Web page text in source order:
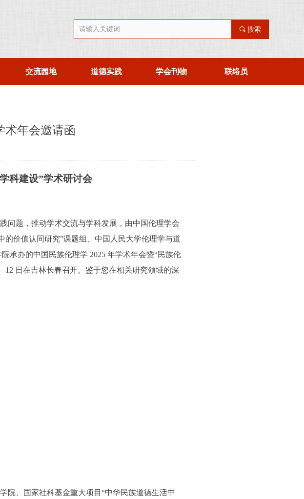
끠 搜索
交流园地 道德实践 学会刊物 联络员
术年会邀请函
科建设”学术研讨会
问题，推动学术交流与学科发展，由中国伦理学会
价值认同研究”课题组、中国人民大学伦理学与道
承办的中国民族伦理学 2025 年学术年会暨“民族伦
日在吉林长春召开。鉴于您在相关研究领域的深
院、国家社科基金重大项目“中华民族道德生活中